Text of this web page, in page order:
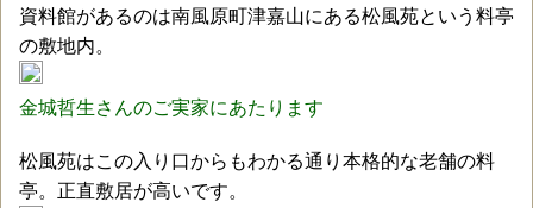
資料館があるのは南風原町津嘉山にある松風苑という料亭
の敷地内。
金城哲生さんのご実家にあたります
松風苑はこの入り口からもわかる通り本格的な老舗の料
亭。正直敷居が高いです。